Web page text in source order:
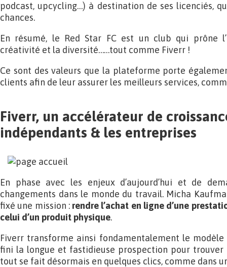
podcast, upcycling…) à destination de ses licenciés,
chances.
En résumé, le Red Star FC est un club qui prône
créativité et la diversité……tout comme Fiverr !
Ce sont des valeurs que la plateforme porte
clients afin de leur assurer les meilleurs services,
Fiverr, un accélérateur de
indépendants & les entreprises
En phase avec les enjeux d’aujourd’hui et de
changements dans le monde du travail. Micha
fixé une mission : rendre l’achat en ligne d’une
celui d’un produit physique.
Fiverr transforme ainsi fondamentalement le
fini la longue et fastidieuse prospection pour trouver
tout se fait désormais en quelques clics, comme dans